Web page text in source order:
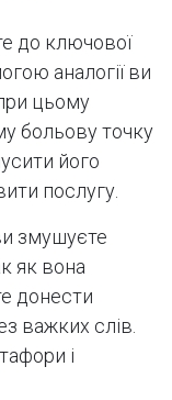
до ключової
аналогії ви
цьому
больову точку
його
послугу.
змушуєте
як вона
донести
важких слів.
і